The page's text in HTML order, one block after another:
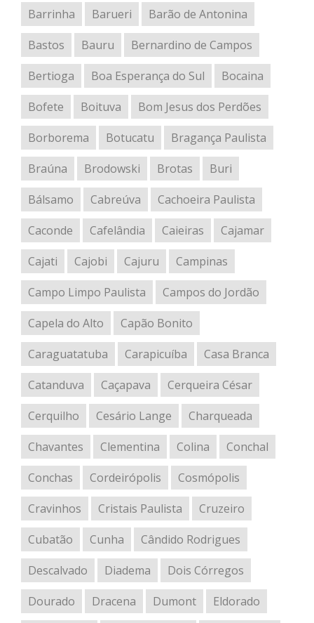
Barrinha
Barueri
Barão de Antonina
Bastos
Bauru
Bernardino de Campos
Bertioga
Boa Esperança do Sul
Bocaina
Bofete
Boituva
Bom Jesus dos Perdões
Borborema
Botucatu
Bragança Paulista
Braúna
Brodowski Brotas
Buri
Bálsamo
Cabreúva
Cachoeira Paulista
Caconde
Cafelândia Caieiras
Cajamar
Cajati
Cajobi Cajuru
Campinas
Campo Limpo Paulista
Campos do Jordão
Capela do Alto
Capão Bonito
Caraguatatuba
Carapicuíba
Casa Branca
Catanduva
Caçapava
Cerqueira César
Cerquilho
Cesário Lange
Charqueada
Chavantes
Clementina Colina
Conchal
Conchas
Cordeirópolis
Cosmópolis
Cravinhos
Cristais Paulista
Cruzeiro
Cubatão
Cunha
Cândido Rodrigues
Descalvado
Diadema
Dois Córregos
Dourado
Dracena Dumont Eldorado